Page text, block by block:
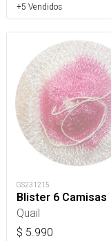
+5 Vendidos
GS231215
Blister 6 Camisas
Quail
$ 5.990